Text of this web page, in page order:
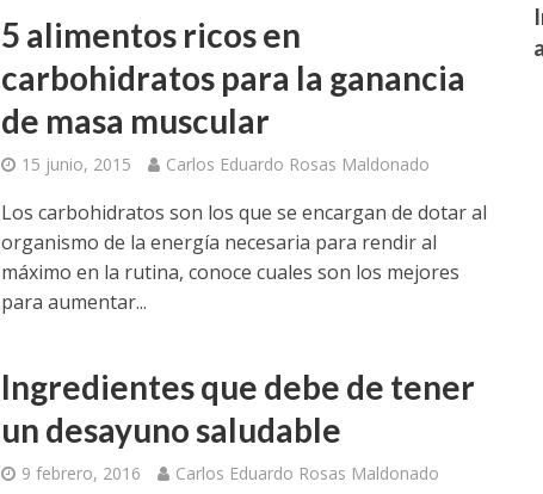
5 alimentos ricos en
carbohidratos para la ganancia
de masa muscular
15 junio, 2015 Carlos Eduardo Rosas Maldonado
Los carbohidratos son los que se encargan de dotar al
organismo de la energía necesaria para rendir al
máximo en la rutina, conoce cuales son los mejores
para aumentar...
Ingredientes que debe de tener
un desayuno saludable
9 febrero, 2016 Carlos Eduardo Rosas Maldonado